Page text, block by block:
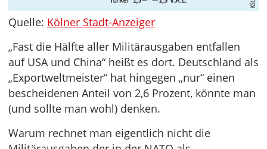
Quelle: Kölner Stadt-Anzeiger
„Fast die Hälfte aller Militärausgaben entfallen
auf USA und China“ heißt es dort. Deutschland als
„Exportweltmeister“ hat hingegen „nur“ einen
bescheidenen Anteil von 2,6 Prozent, könnte man
(und sollte man wohl) denken.
Warum rechnet man eigentlich nicht die